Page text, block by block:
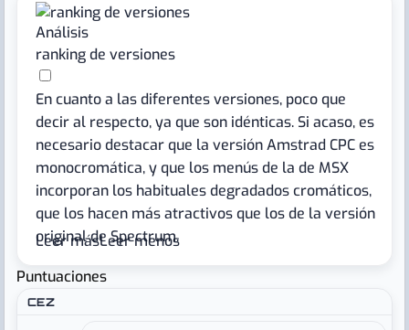
Análisis
ranking de versiones
En cuanto a las diferentes versiones, poco que
decir al respecto, ya que son idénticas. Si acaso, es
necesario destacar que la versión Amstrad CPC es
monocromática, y que los menús de la de MSX
incorporan los habituales degradados cromáticos,
que los hacen más atractivos que los de la versión
original de Spectrum.
Actualización 29/03/19:
Pues de idénticas tenían poco, se ve que no pasé
Leer másLeer menos
Puntuaciones
CEZ